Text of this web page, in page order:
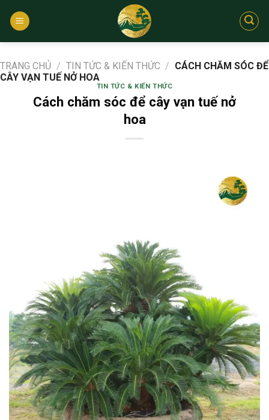
qua
TRANG CHỦ / TIN TỨC & KIẾN THỨC / CÁCH CHĂM SÓC ĐỂ
CÂY VẠN TUẾ NỞ HOA
TIN TỨC & KIẾN THỨC
Cách chăm sóc để cây vạn tuế nở
hoa